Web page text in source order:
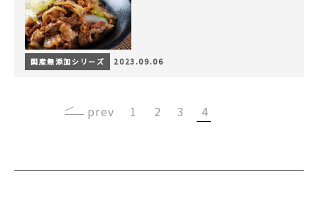
国産無添加シリーズ 2023.09.06
‹ 1 2 3 4